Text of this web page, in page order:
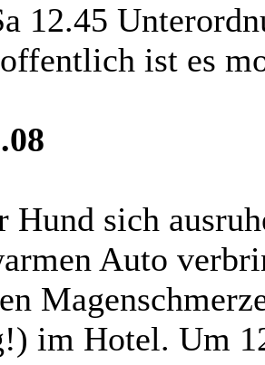
12.45
ist es
Hund sich
Auto
im Hotel. Um